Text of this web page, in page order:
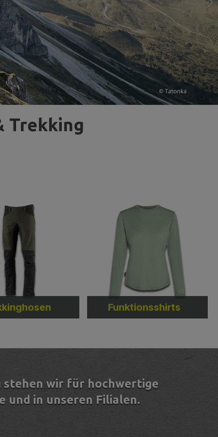
Trekking
Funktionsshirts
wir für hochwertige
und in unseren Filialen.